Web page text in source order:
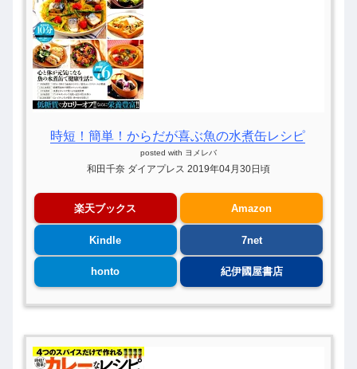
時短！簡単！からだが喜ぶ魚の水煮缶レシピ
posted with ヨメレバ
和田千奈 ダイアプレス 2019年04月30日頃
楽天ブックス Amazon
Kindle 7net
honto 紀伊國屋書店